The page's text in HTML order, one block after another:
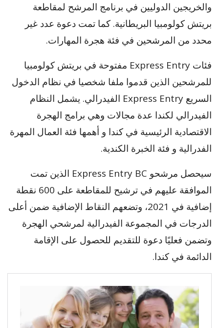
والخريجين الدوليين في برنامج المرشح لمقاطعة
بريتش كولومبيا البريطانية. كما تمت دعوة عدد غير
محدد من المرشحين في فئة هجرة المهارات.
فئات Express Entry مفتوحة في بريتش كولومبيا
للمرشحين الذين قدموا ملفا شخصيا في نظام الدخول
السريع Express Entry الفيدرالي. يشمل النظام
الفيدرالي لكندا عدة مجالات وهي برامج الهجرة
الاقتصادية الرئيسية في كندا و أهمها فئة العمال المهرة
الفدرالية و فئة الخبرة الكندية.
سيحصل مرشحو Express Entry BC الذين تمت
الموافقة عليهم في ترشيح للمقاطعة على 600 نقطة
إضافية في 2021، وتضعهم النقاط الإضافية ضمن أعلى
الدرجات في المجموعة الفيدرالية لمرشحي الهجرة
وتضمن فعليًا دعوة للتقديم للحصول على الإقامة
الدائمة في كندا.